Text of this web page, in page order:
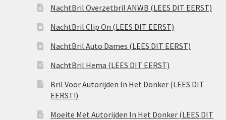
NachtBril Overzetbril ANWB (LEES DIT EERST)
NachtBril Clip On (LEES DIT EERST)
NachtBril Auto Dames (LEES DIT EERST)
NachtBril Hema (LEES DIT EERST)
Bril Voor Autorijden In Het Donker (LEES DIT
EERST!)
Moeite Met Autorijden In Het Donker (LEES DIT